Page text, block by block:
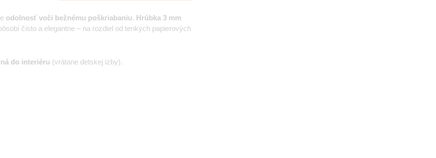
odolnosť voči bežnému poškriabaniu. Hrúbka 3 mm
čisto a elegantne – na rozdiel od tenkých papierových
do interiéru (vrátane detskej izby).